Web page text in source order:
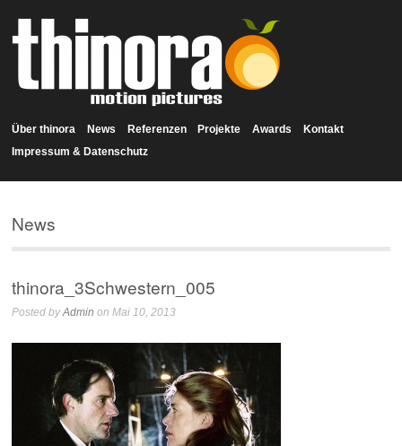
Über thinora News Referenzen Projekte Awards
Kontakt
Impressum & Datenschutz
News
thinora_3Schwestern_005
Posted byAdmin on Mai 10, 2013